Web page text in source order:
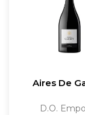
Aires De
D.O.